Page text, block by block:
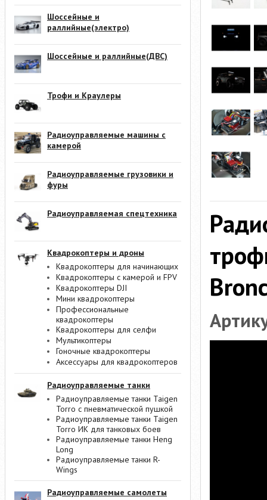
Шоссейные и
раллийные(электро)
Шоссейные и раллийные(ДВС)
Трофи и Краулеры
Радиоуправляемые машины с
камерой
Радиоуправляемые грузовики и
фуры
Радиоуправляемая спецтехника
Квадрокоптеры и дроны
Квадрокоптеры для начинающих
Квадрокоптеры с камерой и FPV
Квадрокоптеры DJI
Мини квадрокоптеры
Профессиональные
квадрокоптеры
Квадрокоптеры для селфи
Мультикоптеры
Гоночные квадрокоптеры
Аксессуары для квадрокоптеров
Радиоуправляемые танки
Радиоуправляемые танки Taigen
Torro с пневматической пушкой
Радиоуправляемые танки Taigen
Torro ИК для танковых боев
Радиоуправляемые танки Heng
Long
Радиоуправляемые танки R-
Wings
Радиоуправляемые самолеты